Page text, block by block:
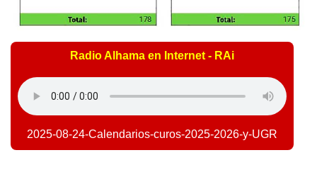
Radio Alhama en Internet - RAi
2025-08-24-Calendarios-curos-2025-2026-y-UGR